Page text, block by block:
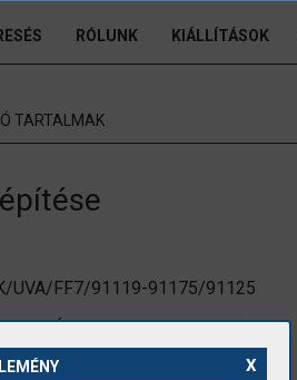
RÓLUNK KIÁLLÍTÁSOK
TARTALMAK
UVA/FF7/91119-91175/91125
(Út-, Vasúttervező Vállalat)
adat X